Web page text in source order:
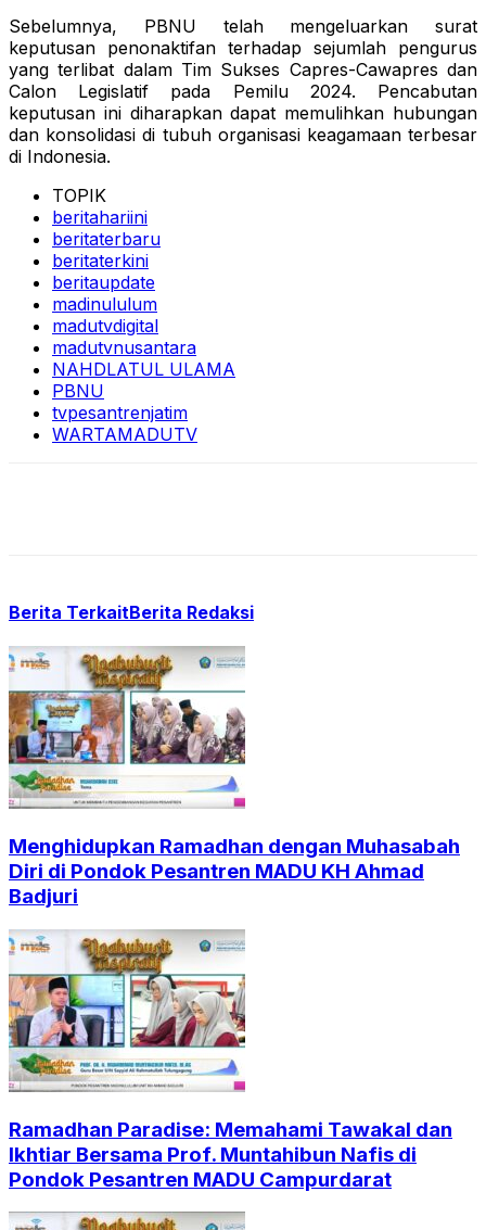
Sebelumnya, PBNU telah mengeluarkan surat
keputusan penonaktifan terhadap sejumlah pengurus
yang terlibat dalam Tim Sukses Capres-Cawapres dan
Calon Legislatif pada Pemilu 2024. Pencabutan
keputusan ini diharapkan dapat memulihkan hubungan
dan konsolidasi di tubuh organisasi keagamaan terbesar
di Indonesia.
TOPIK
beritahariini
beritaterbaru
beritaterkini
beritaupdate
madinululum
madutvdigital
madutvnusantara
NAHDLATUL ULAMA
PBNU
tvpesantrenjatim
WARTAMADUTV
Berita TerkaitBerita Redaksi
Menghidupkan Ramadhan dengan Muhasabah
Diri di Pondok Pesantren MADU KH Ahmad
Badjuri
Ramadhan Paradise: Memahami Tawakal dan
Ikhtiar Bersama Prof. Muntahibun Nafis di
Pondok Pesantren MADU Campurdarat